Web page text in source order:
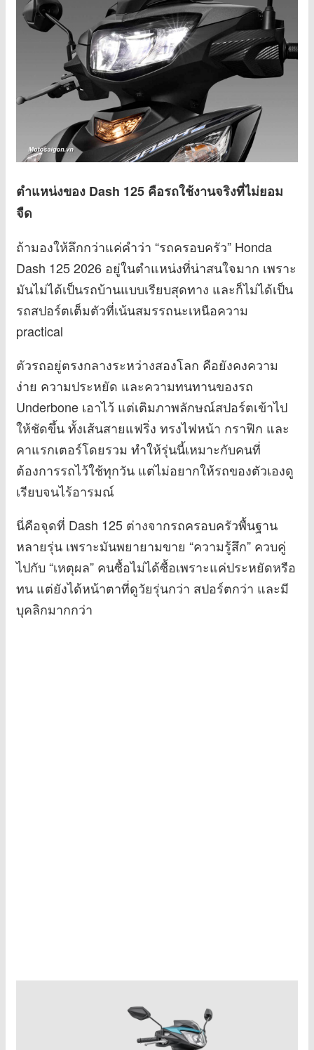
ตำแหน่งของ Dash 125 คือรถใช้งานจริงที่ไม่ยอม
จืด
ถ้ามองให้ลึกกว่าแค่คำว่า “รถครอบครัว” Honda
Dash 125 2026 อยู่ในตำแหน่งที่น่าสนใจมาก เพราะ
มันไม่ได้เป็นรถบ้านแบบเรียบสุดทาง และก็ไม่ได้เป็น
รถสปอร์ตเต็มตัวที่เน้นสมรรถนะเหนือความ
practical
ตัวรถอยู่ตรงกลางระหว่างสองโลก คือยังคงความ
ง่าย ความประหยัด และความทนทานของรถ
Underbone เอาไว้ แต่เติมภาพลักษณ์สปอร์ตเข้าไป
ให้ชัดขึ้น ทั้งเส้นสายแฟริ่ง ทรงไฟหน้า กราฟิก และ
คาแรกเตอร์โดยรวม ทำให้รุ่นนี้เหมาะกับคนที่
ต้องการรถไว้ใช้ทุกวัน แต่ไม่อยากให้รถของตัวเองดู
เรียบจนไร้อารมณ์
นี่คือจุดที่ Dash 125 ต่างจากรถครอบครัวพื้นฐาน
หลายรุ่น เพราะมันพยายามขาย “ความรู้สึก” ควบคู่
ไปกับ “เหตุผล” คนซื้อไม่ได้ซื้อเพราะแค่ประหยัดหรือ
ทน แต่ยังได้หน้าตาที่ดูวัยรุ่นกว่า สปอร์ตกว่า และมี
บุคลิกมากกว่า